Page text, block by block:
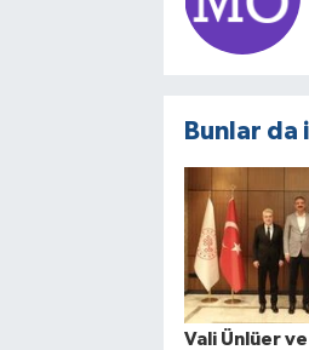
Bunlar
Vali Ünlüer